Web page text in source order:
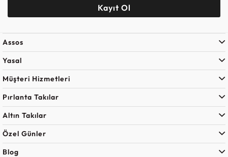
Kayıt Ol
Assos
Yasal
Müşteri Hizmetleri
Pırlanta Takılar
Altın Takılar
Özel Günler
Blog